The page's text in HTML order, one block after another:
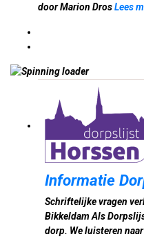
door Marion DrosLees
Informatie
Schriftelijke vragen
Bikkeldam Als
dorp. We luisteren